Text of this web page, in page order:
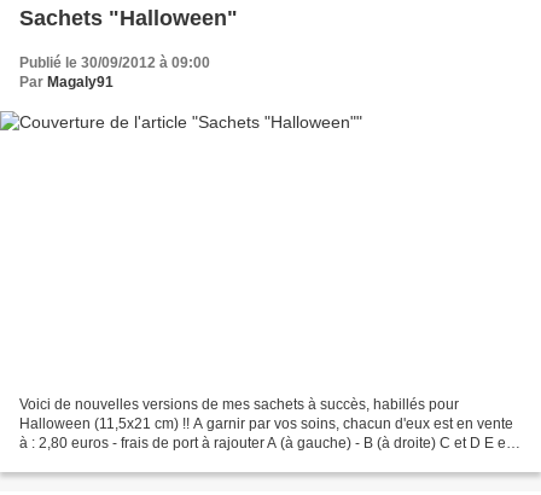
Sachets "Halloween"
Publié le 30/09/2012 à 09:00
Par Magaly91
Voici de nouvelles versions de mes sachets à succès, habillés pour
Halloween (11,5x21 cm) !! A garnir par vos soins, chacun d'eux est en vente
à : 2,80 euros - frais de port à rajouter A (à gauche) - B (à droite) C et D E et F